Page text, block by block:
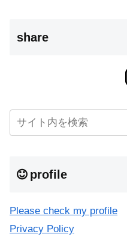
share
profile
Please check my profile
Privacy Policy